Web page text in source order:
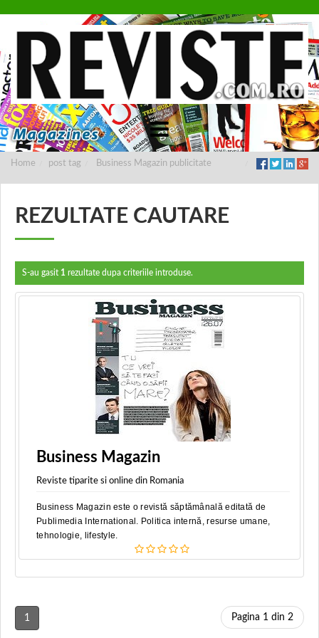
Home post tag Business Magazin publicitate
REZULTATE CAUTARE
S-au gasit 1 rezultate dupa criteriile introduse.
Business Magazin
Reviste tiparite si online din Romania
Business Magazin este o revistă săptămânală editată de
Publimedia International. Politica internă, resurse umane,
tehnologie, lifestyle.
1 Pagina 1 din 2